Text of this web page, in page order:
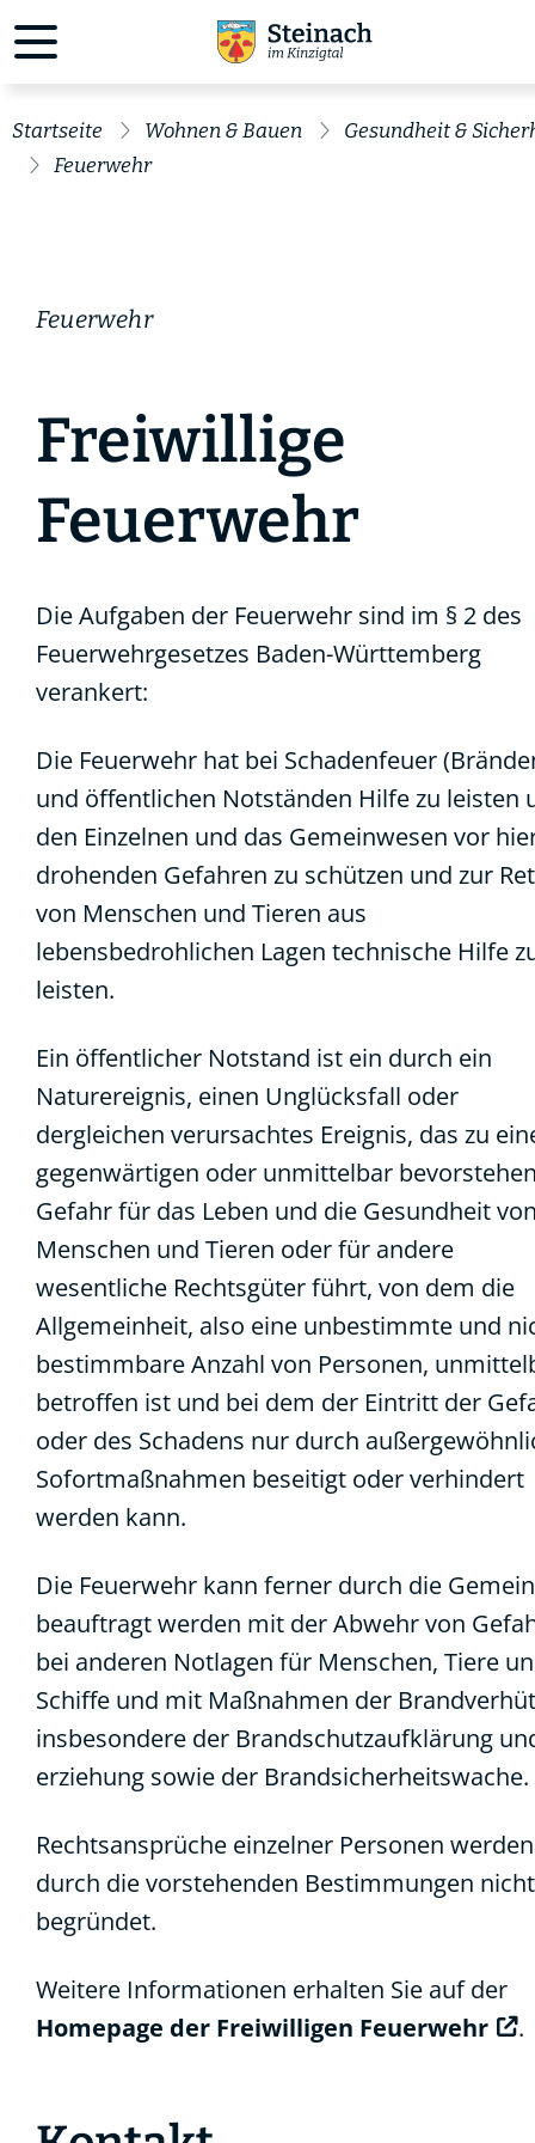
Startseite Wohnen & Bauen
Gesundheit &
Feuerwehr
Feuerwehr
Freiwillige
Feuerwehr
Die Aufgaben der Feuerwehr sind im § 2 des
Feuerwehrgesetzes Baden-Württemberg
verankert:
Die Feuerwehr hat bei Schadenfeuer
und öffentlichen Notständen Hilfe zu leisten
den Einzelnen und das Gemeinwesen vor
drohenden Gefahren zu schützen und zur
von Menschen und Tieren aus
lebensbedrohlichen Lagen technische Hilfe
leisten.
Ein öffentlicher Notstand ist ein durch ein
Naturereignis, einen Unglücksfall oder
dergleichen verursachtes Ereignis, das zu
gegenwärtigen oder unmittelbar
Gefahr für das Leben und die Gesundheit
Menschen und Tieren oder für andere
wesentliche Rechtsgüter führt, von dem die
Allgemeinheit, also eine unbestimmte und
bestimmbare Anzahl von Personen,
betroffen ist und bei dem der Eintritt der
oder des Schadens nur durch
Sofortmaßnahmen beseitigt oder verhindert
werden kann.
Die Feuerwehr kann ferner durch die
beauftragt werden mit der Abwehr von
bei anderen Notlagen für Menschen, Tiere
Schiffe und mit Maßnahmen der
insbesondere der Brandschutzaufklärung
erziehung sowie der Brandsicherheitswache.
Rechtsansprüche einzelner Personen werden
durch die vorstehenden Bestimmungen nicht
begründet.
Weitere Informationen erhalten Sie auf der
Homepage der Freiwilligen Feuerwehr
.